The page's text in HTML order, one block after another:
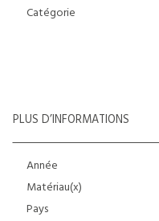
Catégorie
PLUS D’INFORMATIONS
Année
Matériau(x)
Pays